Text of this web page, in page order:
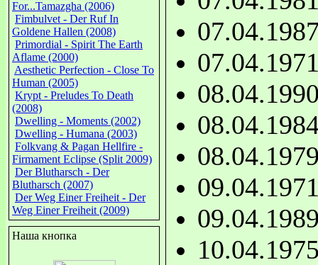
For...Tamazgha (2006)
Fimbulvet - Der Ruf In
Goldene Hallen (2008)
Primordial - Spirit The Earth
Aflame (2000)
Aesthetic Perfection - Close To
Human (2005)
Krypt - Preludes To Death
(2008)
Dwelling - Moments (2002)
Dwelling - Humana (2003)
Folkvang & Pagan Hellfire -
Firmament Eclipse (Split 2009)
Der Blutharsch - Der
Blutharsch (2007)
Der Weg Einer Freiheit - Der
Weg Einer Freiheit (2009)
Наша кнопка